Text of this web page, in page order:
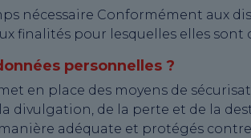
nécessaire Conformément aux
finalités pour lesquelles elles sont
personnelles ?
en place des moyens de
divulgation, de la perte et de la
adéquate et protégés